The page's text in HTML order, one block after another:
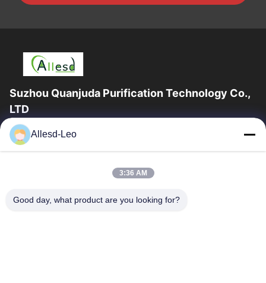
Suzhou Quanjuda Purification Technology Co.,
LTD
16years ervaring, als belangrijke fabrikant en exporteur van
ESD & Cleanroom producten, bieden wij een volledige lijn van
Huis
Producten
Allesd-Leo
3:36 AM
Good day, what product are you looking for?